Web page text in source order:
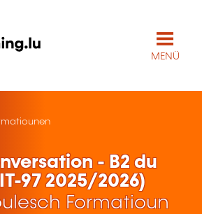
MENÜ
- B2 du
97 2025/2026)
Formatioun